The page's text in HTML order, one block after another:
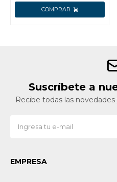
Suscríbete a
Recibe todas las
EMPRESA